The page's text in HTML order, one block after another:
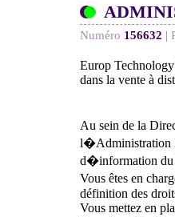
Numéro 156632 |
Europ
dans la vente à
Au sein de la
l�Administration
d�information du
Vous êtes en
définition des
Vous mettez en